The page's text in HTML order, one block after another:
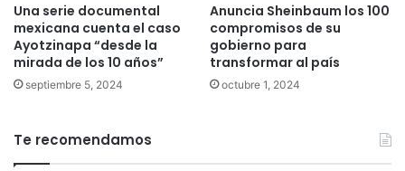
Una serie documental
mexicana cuenta el caso
Ayotzinapa “desde la
mirada de los 10 años”
septiembre 5, 2024
Anuncia Sheinbaum los 100
compromisos de su
gobierno para
transformar al país
octubre 1, 2024
Te recomendamos